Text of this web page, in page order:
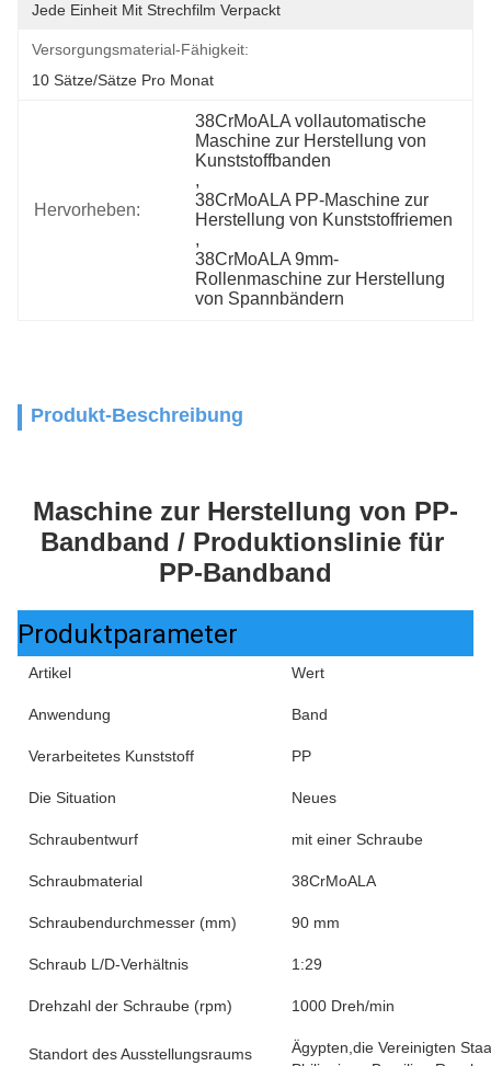
Jede Einheit Mit Strechfilm Verpackt
Versorgungsmaterial-Fähigkeit:
10 Sätze/Sätze Pro Monat
Hervorheben:
38CrMoALA vollautomatische
Maschine zur Herstellung von
Kunststoffbanden
,
38CrMoALA PP-Maschine zur
Herstellung von Kunststoffriemen
,
38CrMoALA 9mm-
Rollenmaschine zur Herstellung
von Spannbändern
Produkt-Beschreibung
Maschine zur Herstellung von PP-
Bandband / Produktionslinie für
PP-Bandband
Produktparameter
Artikel Wert
Anwendung Band
Verarbeitetes Kunststoff PP
Die Situation Neues
Schraubentwurf mit einer Schraube
Schraubmaterial 38CrMoALA
Schraubendurchmesser (mm) 90 mm
Schraub L/D-Verhältnis 1:29
Drehzahl der Schraube (rpm) 1000 Dreh/min
Standort des Ausstellungsraums
Ägypten,die Vereinigten